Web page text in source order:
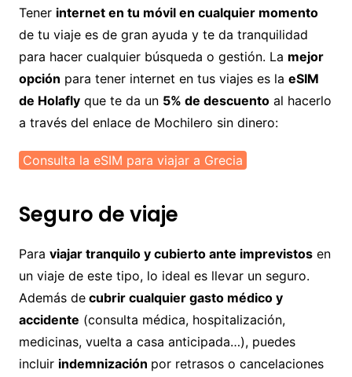
Tener internet en tu móvil en cualquier momento
de tu viaje es de gran ayuda y te da tranquilidad
para hacer cualquier búsqueda o gestión. La mejor
opción para tener internet en tus viajes es la eSIM
de Holaflyque te da un 5% de descuentoal hacerlo
a través del enlace de Mochilero sin dinero:
Consulta la eSIM para viajar a Grecia
Seguro de viaje
Para viajar tranquilo y cubierto ante imprevistosen
un viaje de este tipo, lo ideal es llevar un seguro.
Además decubrir cualquier gasto médico y
accidente (consulta médica, hospitalización,
medicinas, vuelta a casa anticipada…), puedes
incluir indemnización por retrasos o cancelaciones